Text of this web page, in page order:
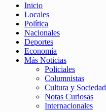
Inicio
Locales
Política
Nacionales
Deportes
Economía
Más Noticias
Policiales
Columnistas
Cultura y Sociedad
Notas Curiosas
Internacionales